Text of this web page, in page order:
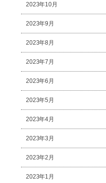
2023年10月
2023年9月
2023年8月
2023年7月
2023年6月
2023年5月
2023年4月
2023年3月
2023年2月
2023年1月